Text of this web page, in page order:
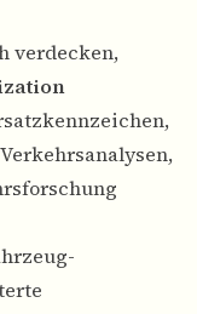
verdecken,